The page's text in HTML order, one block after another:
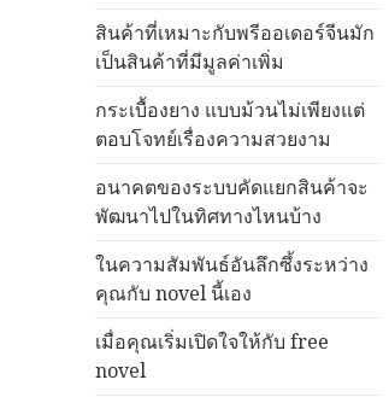
สินค้าที่เหมาะกับพรีออเดอร์จีนมัก
เป็นสินค้าที่มีมูลค่าเพิ่ม
กระเบื้องยาง แบบม้วนไม่เพียงแต่
ตอบโจทย์เรื่องความสวยงาม
อนาคตของระบบคัดแยกสินค้าจะ
พัฒนาไปในทิศทางไหนบ้าง
ในความสัมพันธ์อันลึกซึ้งระหว่าง
คุณกับ novel นี้เอง
เมื่อคุณเริ่มเปิดใจให้กับ free
novel